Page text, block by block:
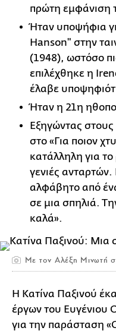
πρώτη εμφάνιση
Ήταν υποψήφια
Hanson" στην
(1948), ωστόσο
επιλέχθηκε η
έλαβε
Ήταν η 21η
Εξηγώντας
στο «Για ποιον
κατάλληλη για
γενιές
αλφάβητο από
σε μια σπηλιά.
καλά».
Με τον Αλέξη Μινωτή
Η Κατίνα Παξινού
έργων του Ευγένιου
για την παράσταση